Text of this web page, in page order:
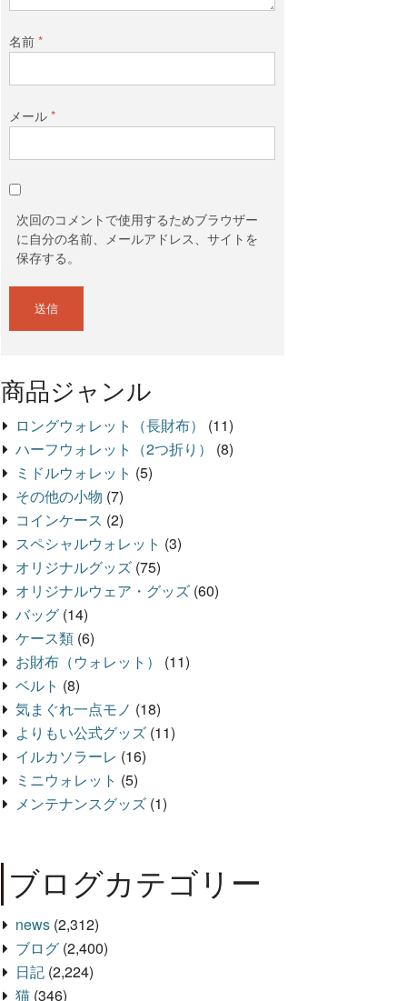
名前*
メール*
次回のコメントで使用するためブラウザー
に自分の名前、メールアドレス、サイトを
保存する。
商品ジャンル
ロングウォレット（長財布）
(11)
ハーフウォレット（2つ折り）
(8)
ミドルウォレット (5)
その他の小物 (7)
コインケース (2)
スペシャルウォレット (3)
オリジナルグッズ (75)
オリジナルウェア・グッズ (60)
バッグ (14)
ケース類 (6)
お財布（ウォレット）
(11)
ベルト (8)
気まぐれ一点モノ (18)
よりもい公式グッズ (11)
イルカソラーレ (16)
ミニウォレット (5)
メンテナンスグッズ (1)
ブログカテゴリー
news (2,312)
ブログ (2,400)
日記 (2,224)
猫 (346)